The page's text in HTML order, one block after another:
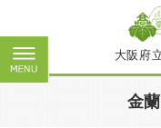
大阪府
金